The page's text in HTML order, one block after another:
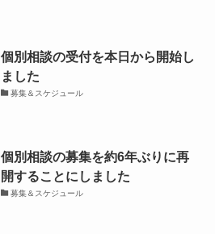
個別相談の受付を本日から開始し
ました
募集＆スケジュール
個別相談の募集を約6年ぶりに再
開することにしました
募集＆スケジュール